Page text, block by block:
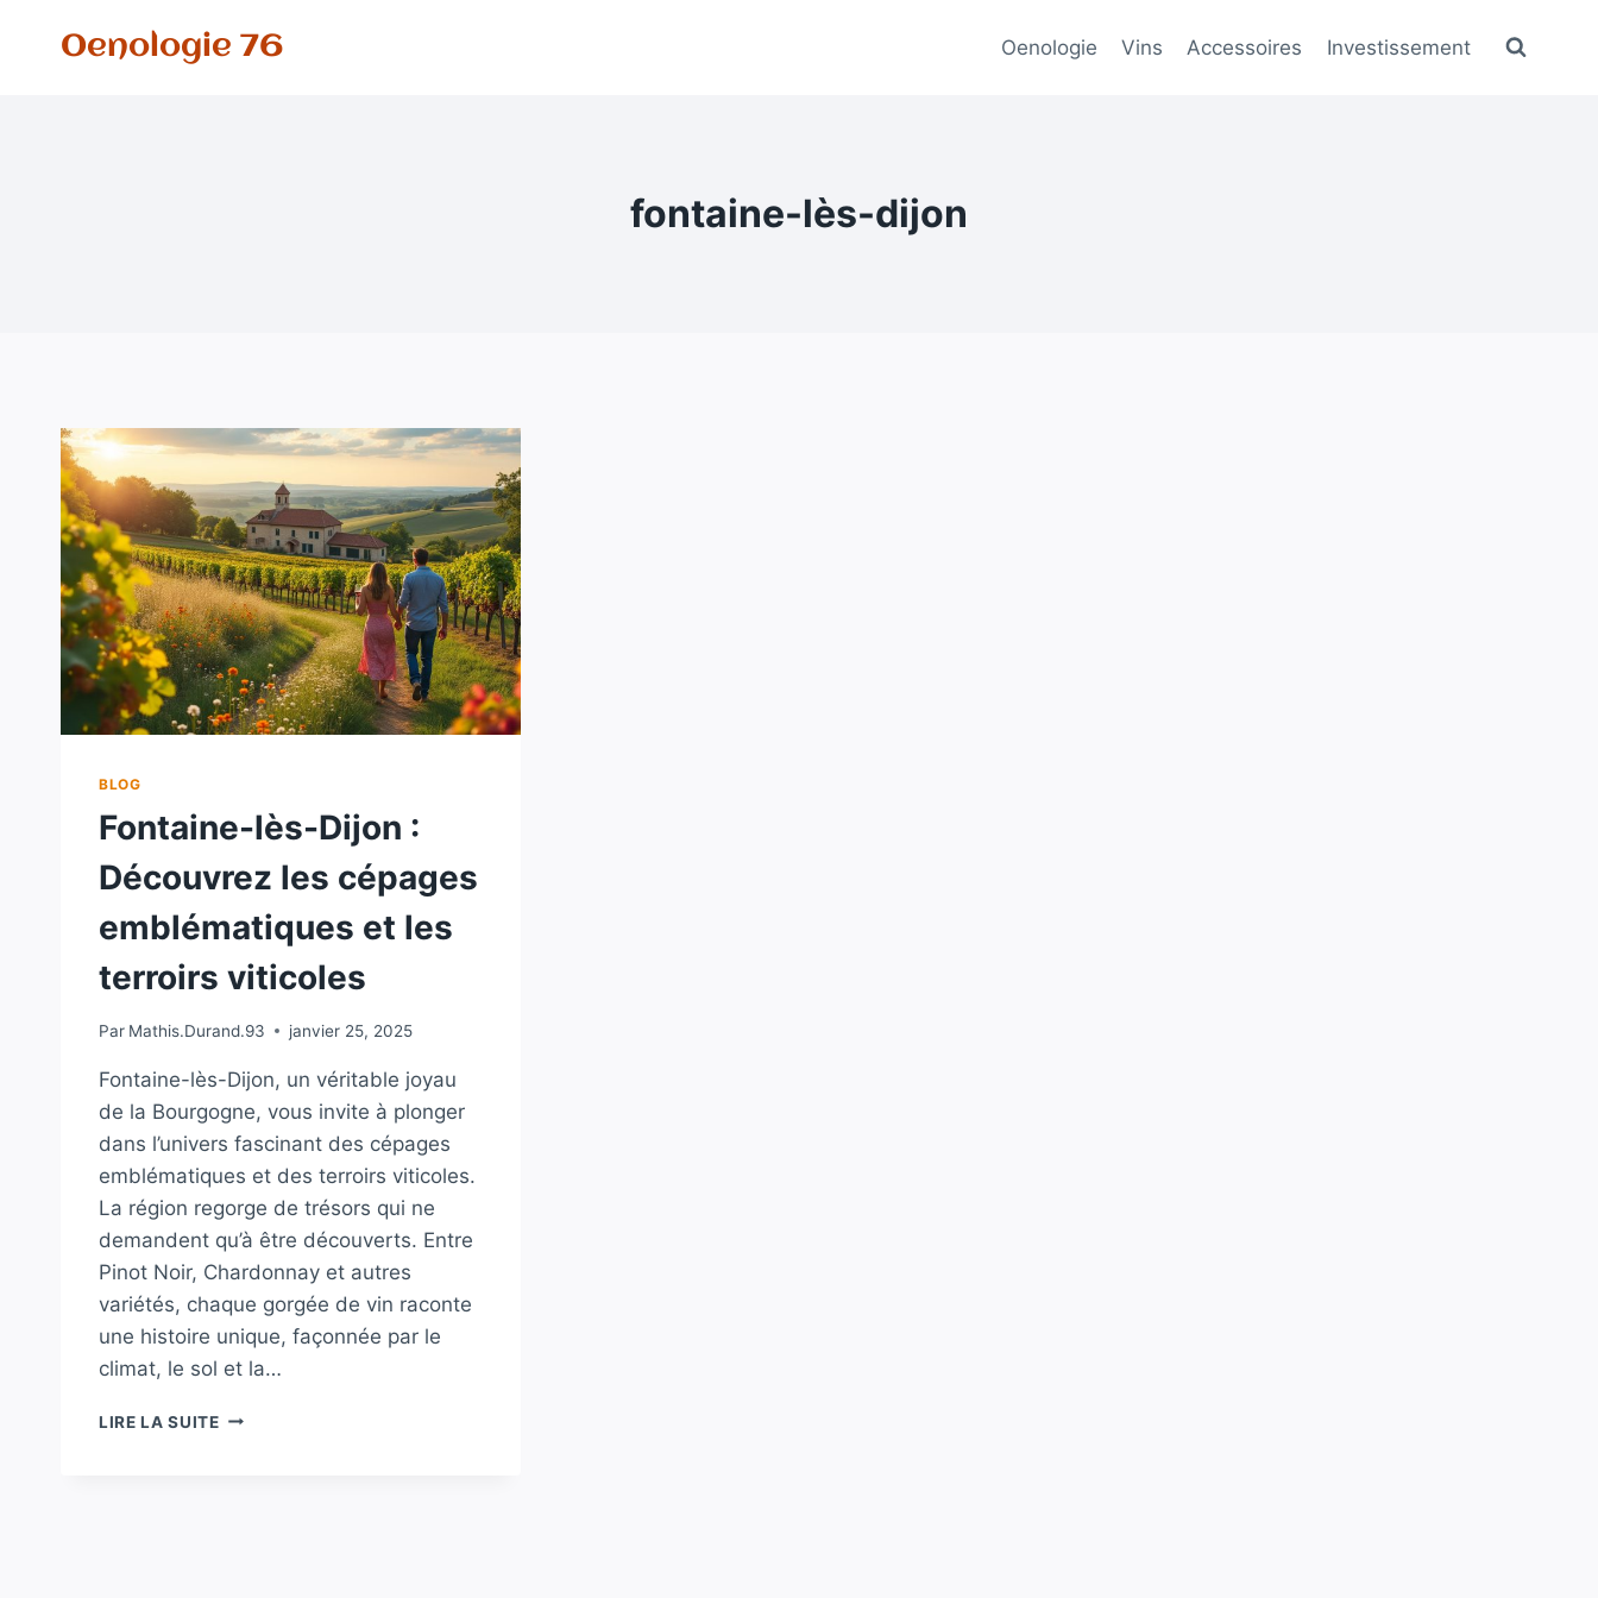
Oenologie 76 Oenologie Vins Accessoires Investissement
fontaine-lès-dijon
BLOG
Fontaine-lès-Dijon :
Découvrez les cépages
emblématiques et les
terroirs viticoles
Par Mathis.Durand.93 janvier 25, 2025
Fontaine-lès-Dijon, un véritable joyau
de la Bourgogne, vous invite à plonger
dans l’univers fascinant des cépages
emblématiques et des terroirs viticoles.
La région regorge de trésors qui ne
demandent qu’à être découverts. Entre
Pinot Noir, Chardonnay et autres
variétés, chaque gorgée de vin raconte
une histoire unique, façonnée par le
climat, le sol et la…
LIRE LA SUITEFONTAINE-